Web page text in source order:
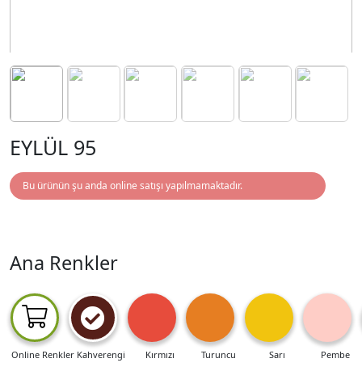
EYLÜL 95
Bu ürünün şu anda online satışı yapılmamaktadır.
Ana Renkler
Online Renkler Kahverengi Kırmızı Turuncu Sarı Pembe